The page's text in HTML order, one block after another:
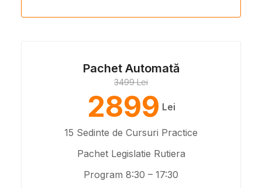
Pachet Automată
3499 Lei
2899 Lei
15 Sedinte de Cursuri Practice
Pachet Legislatie Rutiera
Program 8:30 – 17:30